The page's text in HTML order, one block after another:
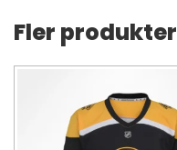
Fler produkter